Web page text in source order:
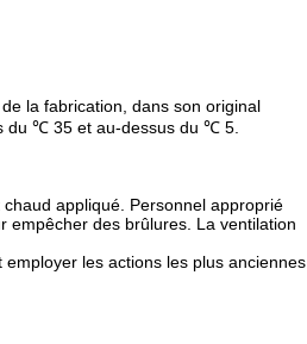
la fabrication, dans son original
du ℃ 35 et au-dessus du ℃ 5.
appliqué. Personnel approprié
empêcher des brûlures. La ventilation
les actions les plus anciennes